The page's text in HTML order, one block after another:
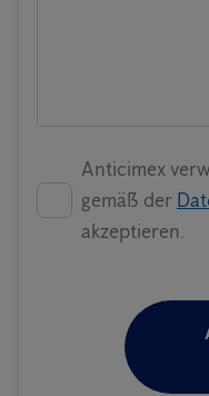
Anticimex
gemäß der
akzeptieren.